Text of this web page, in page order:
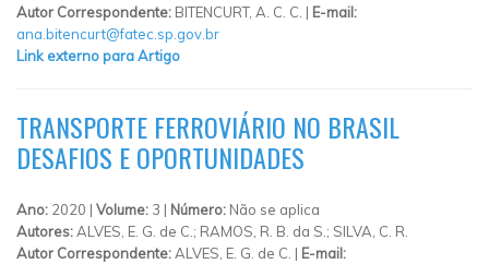
Autor Correspondente: BITENCURT, A. C. C. | E-mail:
ana.bitencurt@fatec.sp.gov.br
Link externo para Artigo
TRANSPORTE FERROVIÁRIO NO BRASIL
DESAFIOS E OPORTUNIDADES
Ano: 2020 | Volume: 3 | Número: Não se aplica
Autores:ALVES, E. G. de C.; RAMOS, R. B. da S.; SILVA, C. R.
Autor Correspondente:ALVES, E. G. de C. | E-mail: